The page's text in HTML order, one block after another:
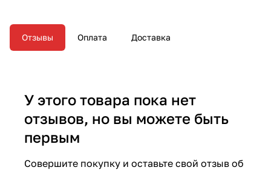
Отзывы Оплата Доставка
У этого товара пока нет
отзывов, но вы можете быть
первым
Совершите покупку и оставьте свой отзыв об